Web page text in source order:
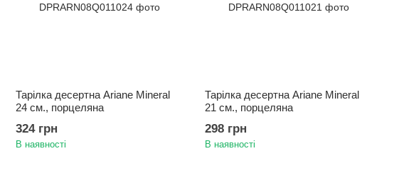
Тарілка десертна Ariane Mineral
24 см., порцеляна
324 грн
В наявності
Тарілка десертна Ariane Mineral
21 см., порцеляна
298 грн
В наявності